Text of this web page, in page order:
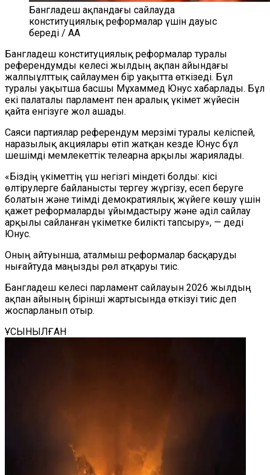
Бангладеш ақпандағы сайлауда
конституциялық реформалар үшін дауыс
береді / AA
Бангладеш конституциялық реформалар туралы
референдумды келесі жылдың ақпан айындағы
жалпыұлттық сайлаумен бір уақытта өткізеді. Бұл
туралы уақытша басшы Мұхаммед Юнус хабарлады. Бұл
екі палаталы парламент пен аралық үкімет жүйесін
қайта енгізуге жол ашады.
Саяси партиялар референдум мерзімі туралы келіспей,
наразылық акциялары өтіп жатқан кезде Юнус бұл
шешімді мемлекеттік телеарна арқылы жариялады.
«Біздің үкіметтің үш негізгі міндеті болды: кісі
өлтірулерге байланысты тергеу жүргізу, есеп беруге
болатын және тиімді демократиялық жүйеге көшу үшін
қажет реформаларды ұйымдастыру және әділ сайлау
арқылы сайланған үкіметке билікті тапсыру», — деді
Юнус.
Оның айтуынша, аталмыш реформалар басқаруды
нығайтуда маңызды рөл атқаруы тиіс.
Бангладеш келесі парламент сайлауын 2026 жылдың
ақпан айының бірінші жартысында өткізуі тиіс деп
жоспарланып отыр.
ҰСЫНЫЛҒАН